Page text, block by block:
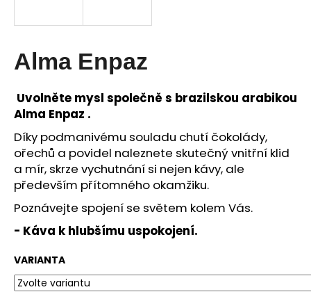
Alma Enpaz
Uvolněte mysl společně s brazilskou arabikou
Alma Enpaz .
Díky podmanivému souladu chutí čokolády,
ořechů a povidel naleznete skutečný vnitřní klid
a mír, skrze vychutnání si nejen kávy, ale
především přítomného okamžiku.
Poznávejte spojení se světem kolem Vás.
- Káva k hlubšímu uspokojení.
VARIANTA
í
t
?
HLEDAT
o
r